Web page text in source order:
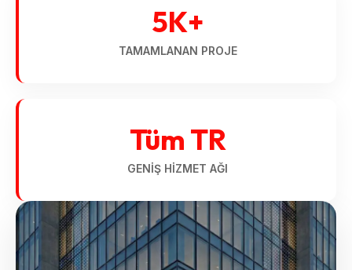
5K+
TAMAMLANAN PROJE
Tüm TR
GENIŞ HIZMET AĞI